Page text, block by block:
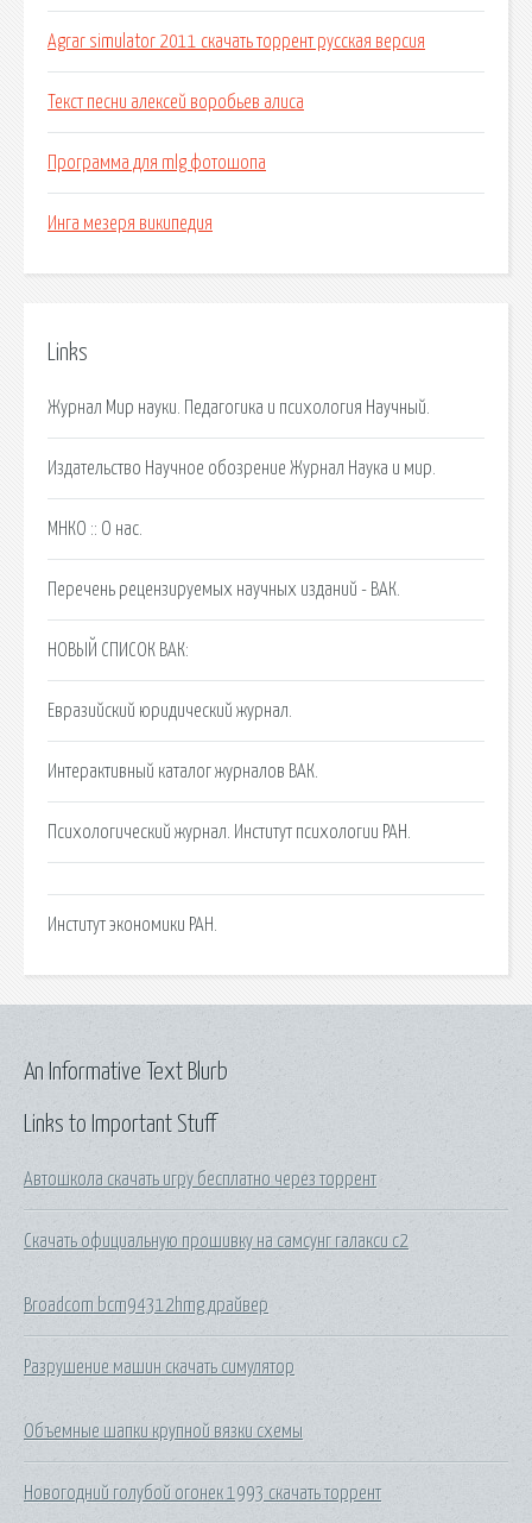
Agrar simulator 2011 скачать торрент русская версия
Текст песни алексей воробьев алиса
Программа для mlg фотошопа
Инга мезеря википедия
Links
Журнал Мир науки. Педагогика и психология Научный.
Издательство Научное обозрение Журнал Наука и мир.
МНКО :: О нас.
Перечень рецензируемых научных изданий - ВАК.
НОВЫЙ СПИСОК ВАК:
Евразийский юридический журнал.
Интерактивный каталог журналов ВАК.
Психологический журнал. Институт психологии РАН.
Институт экономики РАН.
Links to Important Stuff
Автошкола скачать игру бесплатно через торрент
Скачать официальную прошивку на самсунг галакси с2
Broadcom bcm94312hmg драйвер
Разрушение машин скачать симулятор
Объемные шапки крупной вязки схемы
Новогодний голубой огонек 1993 скачать торрент
An Informative Text Blurb